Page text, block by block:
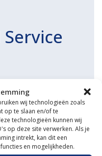
wij technologieën zoals
op te slaan en/of te
technologieën kunnen wij
op deze site verwerken. Als je
intrekt, kan dit een
en mogelijkheden.